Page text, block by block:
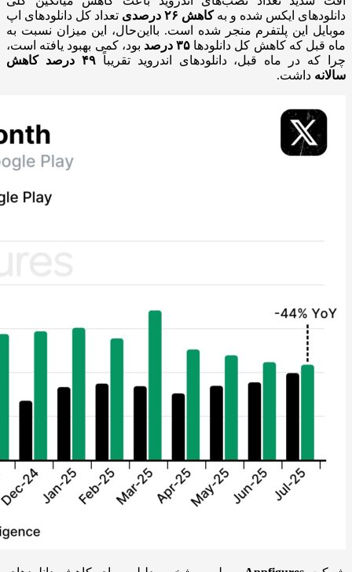
دانلودهای ایکس شده و بهکاهش ۲۶ درصدی تعداد کل دانلودهای اپ
موبایل این پلتفرم منجر شده است. بااین‌حال، این میزان نسبت به
ماه قبل که کاهش کل دانلودها ۳۵ درصد بود، کمی بهبود یافته است،
چرا که در ماه قبل، دانلودهای اندروید تقریباً۴۹ درصد کاهش
سالانه داشت.